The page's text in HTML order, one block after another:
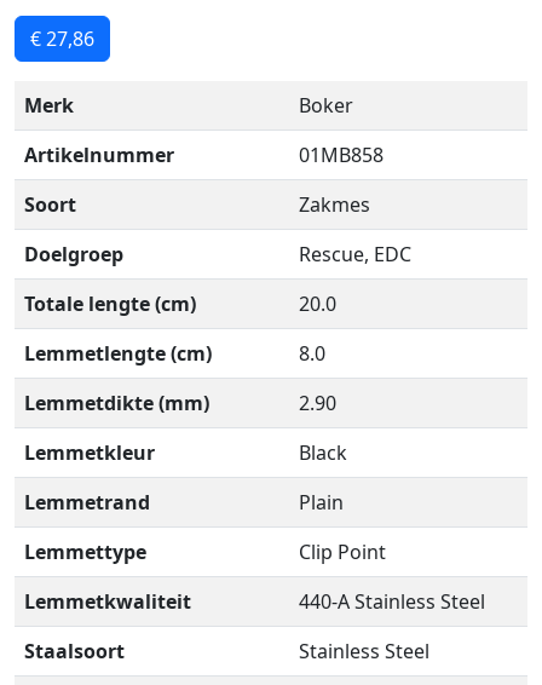
€ 27,86
Merk
Boker
Artikelnummer
01MB858
Soort
Zakmes
Doelgroep
Rescue, EDC
Totale lengte (cm)
20.0
Lemmetlengte (cm)
8.0
Lemmetdikte (mm)
2.90
Lemmetkleur
Black
Lemmetrand
Plain
Lemmettype
Clip Point
Lemmetkwaliteit
440-A Stainless Steel
Staalsoort
Stainless Steel